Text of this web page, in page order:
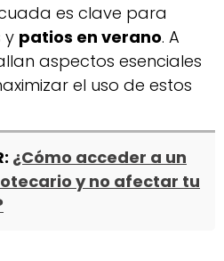
es clave para
y patios en verano. A
aspectos esenciales
el uso de estos
¿Cómo acceder a un
y no afectar tu